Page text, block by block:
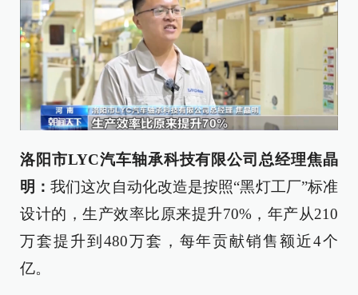
洛阳市LYC汽车轴承科技有限公司总经理焦晶
明：我们这次自动化改造是按照“黑灯工厂”标准
设计的，生产效率比原来提升70%，年产从210
万套提升到480万套，每年贡献销售额近4个
亿。